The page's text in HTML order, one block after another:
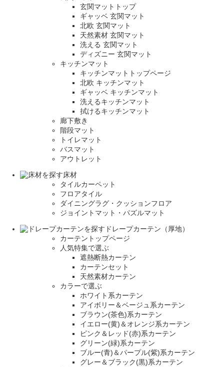
玄関マットトップ
ギャッベ 玄関マット
北欧 玄関マット
天然素材 玄関マット
洗える 玄関マット
ディズニー 玄関マット
キッチンマット
キッチンマットトップページ
北欧 キッチンマット
ギャッベ キッチンマット
洗えるキッチンマット
拭けるキッチンマット
廊下敷き
階段マット
トイレマット
バスマット
アウトレット
床材
タイルカーペット
フロアタイル
ダイニングラグ・クッションフロア
ジョイントマット・パズルマット
ドレープカーテン（厚地）
カーテントップページ
人気特集で選ぶ
遮熱断熱カーテン
カーテンセット
天然素材カーテン
カラーで選ぶ
ホワイト系カーテン
アイボリー＆ベージュ系カーテン
ブラウン(茶色)系カーテン
イエロー(黄)＆オレンジ系カーテン
ピンク＆レッド(赤)系カーテン
グリーン(緑)系カーテン
ブルー(青)＆パープル(紫)系カーテン
グレー＆ブラック(黒)系カーテン